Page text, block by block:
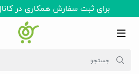
برای ثبت سفارش همکاری در